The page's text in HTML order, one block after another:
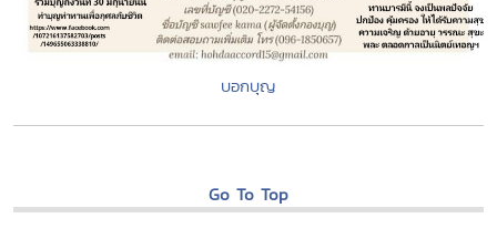
บอกบุญ
Go To Top